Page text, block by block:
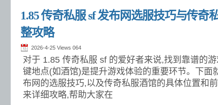
1.85 传奇私服 sf 发布网选服技巧与传奇
整攻略
2026-4-25 Views 064
对于 1.85 传奇私服 sf 的爱好者来说,找到靠谱的
键地点(如酒馆)是提升游戏体验的重要环节。下面
布网的选服技巧,以及传奇私服酒馆的具体位置和
来详细攻略,帮助大家在